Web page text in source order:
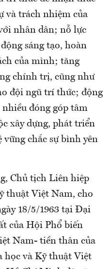
và trách nhiệm của
nhân dân; nỗ lực
sáng tạo, hoàn
của mình; tăng
chính trị, cũng như
đội ngũ trí thức; động
đóng góp tâm
xây dựng, phát triển
chắc sự bình yên
Chủ tịch Liên hiệp
thuật Việt Nam, cho
18/5/1963 tại Đại
của Hội Phổ biến
Nam- tiền thân của
học và Kỹ thuật Việt